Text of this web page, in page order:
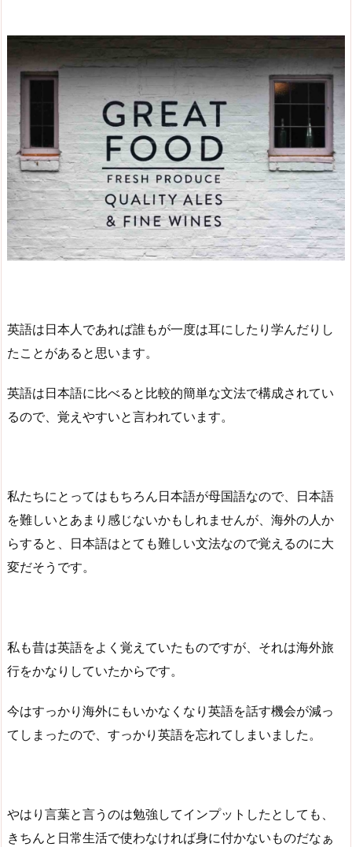
英語は日本人であれば誰もが一度は耳にしたり学んだりし
たことがあると思います。
英語は日本語に比べると比較的簡単な文法で構成されてい
るので、覚えやすいと言われています。
私たちにとってはもちろん日本語が母国語なので、日本語
を難しいとあまり感じないかもしれませんが、海外の人か
らすると、日本語はとても難しい文法なので覚えるのに大
変だそうです。
私も昔は英語をよく覚えていたものですが、それは海外旅
行をかなりしていたからです。
今はすっかり海外にもいかなくなり英語を話す機会が減っ
てしまったので、すっかり英語を忘れてしまいました。
やはり言葉と言うのは勉強してインプットしたとしても、
きちんと日常生活で使わなければ身に付かないものだなぁ